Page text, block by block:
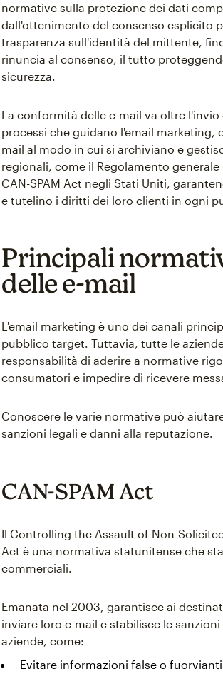
normative sulla protezione dei dati
dall'ottenimento del consenso esplicito
trasparenza sull'identità del mittente,
rinuncia al consenso, il tutto
sicurezza.
La conformità delle e-mail va oltre
processi che guidano l'email marketing,
mail al modo in cui si archiviano e
regionali, come il Regolamento
CAN-SPAM Act negli Stati Uniti,
e tutelino i diritti dei loro clienti in ogni
Principali
delle e-mail
L'email marketing è uno dei canali
pubblico target. Tuttavia, tutte le
responsabilità di aderire a normative
consumatori e impedire di ricevere
Conoscere le varie normative può
sanzioni legali e danni alla reputazione.
CAN-SPAM Act
Il Controlling the Assault of Non-
Act è una normativa statunitense che
commerciali.
Emanata nel 2003, garantisce ai
inviare loro e-mail e stabilisce le
aziende, come:
Evitare informazioni false o fuorvianti